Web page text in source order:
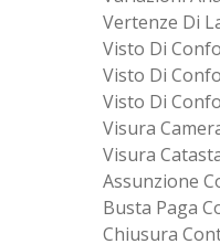
Vertenze Di
Visto Di
Visto Di
Visto Di
Visura
Visura
Assunzione
Busta Paga
Chiusura